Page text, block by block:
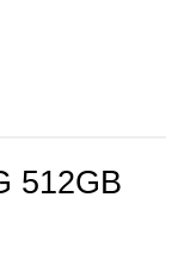
512GB